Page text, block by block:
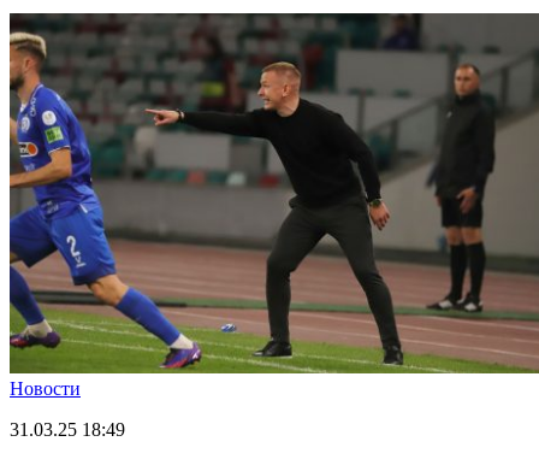
Новости
31.03.25 18:49